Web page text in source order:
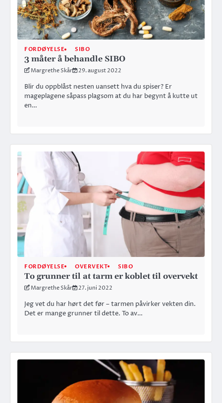
FORDØYELSE SIBO
3 måter å behandle SIBO
Margrethe Skår 29. august 2022
Blir du oppblåst nesten uansett hva du spiser? Er
mageplagene såpass plagsom at du har begynt å kutte ut
en…
FORDØYELSE OVERVEKT SIBO
To grunner til at tarm er koblet til overvekt
Margrethe Skår 27. juni 2022
Jeg vet du har hørt det før – tarmen påvirker vekten din.
Det er mange grunner til dette. To av…